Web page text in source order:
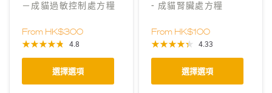
－成貓過敏控制處方糧
From HK$300
4.8
選擇選項
- 成貓腎臟處方糧
From HK$100
4.33
選擇選項